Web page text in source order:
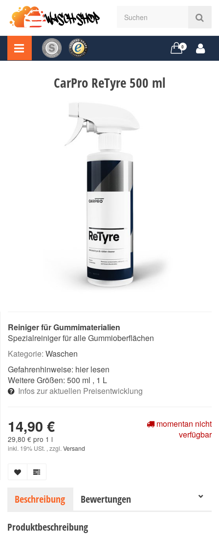
0
CarPro ReTyre 500 ml
Reiniger für Gummimaterialien
Spezialreiniger für alle Gummioberflächen
Kategorie: Waschen
Gefahrenhinweise: hier lesen
Weitere Größen: 500 ml , 1 L
Infos zur aktuellen Preisentwicklung
14,90 €
29,80 € pro 1 l
inkl. 19% USt. , zzgl. Versand
momentan nicht
verfügbar
Beschreibung Bewertungen
Produktbeschreibung